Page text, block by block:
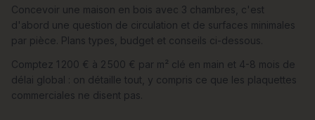
Concevoir une maison en bois avec 3 chambres, c'est
d'abord une question de circulation et de surfaces minimales
par pièce. Plans types, budget et conseils ci-dessous.
Comptez 1 200 € à 2 500 € par m² clé en main et 4-8 mois de
délai global : on détaille tout, y compris ce que les plaquettes
commerciales ne disent pas.